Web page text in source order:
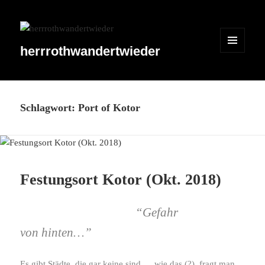
herrrothwandertwieder
Schlagwort:Port of Kotor
Festungsort Kotor (Okt. 2018)
“Gefahr
von hinten…”